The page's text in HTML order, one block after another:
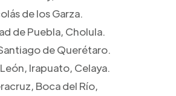
de los Garza.
de Puebla, Cholula.
de Querétaro.
Irapuato, Celaya.
Boca del Río,